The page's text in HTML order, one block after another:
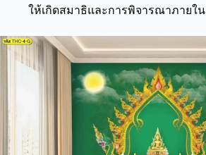
ให้เกิดสมาธิและการพิจารณาภายใน